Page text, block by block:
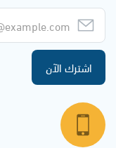
اشترك الآن